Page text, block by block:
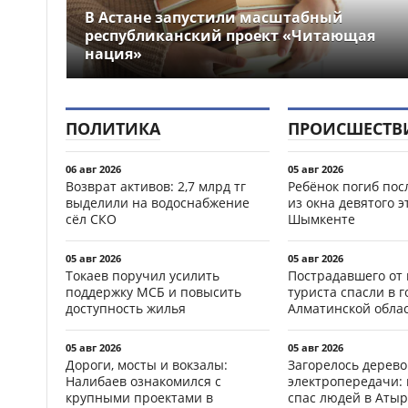
В Астане запустили масштабный
республиканский проект «Читающая
нация»
ПОЛИТИКА
06 авг 2026
Возврат активов: 2,7 млрд тг
выделили на водоснабжение
сёл СКО
05 авг 2026
Токаев поручил усилить
поддержку МСБ и повысить
доступность жилья
05 авг 2026
Дороги, мосты и вокзалы:
Налибаев ознакомился с
крупными проектами в
05 авг 2026
Ребёнок погиб
из окна девятого
Шымкенте
05 авг 2026
Пострадавшего от
туриста спасли в
Алматинской
05 авг 2026
Загорелось
спас людей в